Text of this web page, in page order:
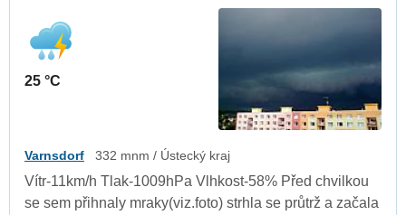
25 °C
Varnsdorf 332 mnm / Ústecký kraj
Vítr-11km/h Tlak-1009hPa Vlhkost-58% Před chvilkou
se sem přihnaly mraky(viz.foto) strhla se průtrž a začala